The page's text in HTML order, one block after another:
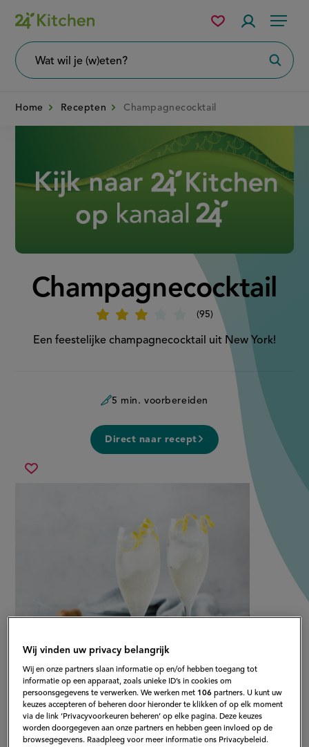
Overslaan
en
naar
Menu
wil
Mijn
bewaarde
Home Recepten Champagnecocktail
Champagnecocktail
95
'Champagnecocktail'
Een feestelijke champagnecocktail uit New York!
5 min. voorbereiden
Direct naar recept
Sla
champagnecocktail
Gepubliceerd op: 27-02-13
Bewerkt op: 13-04-2026
Wij vinden uw privacy belangrijk
Wij en onze partners slaan informatie op en/of hebben toegang tot
informatie op een apparaat, zoals unieke ID’s in cookies om
persoonsgegevens te verwerken. We werken met 106 partners. U kunt uw
keuzes accepteren of beheren door hieronder te klikken of op elk moment
via de link ‘Privacyvoorkeuren beheren’ op elke pagina. Deze keuzes
worden doorgegeven aan onze partners en hebben geen invloed op de
browsegegevens. Raadpleeg voor meer informatie ons Privacybeleid.